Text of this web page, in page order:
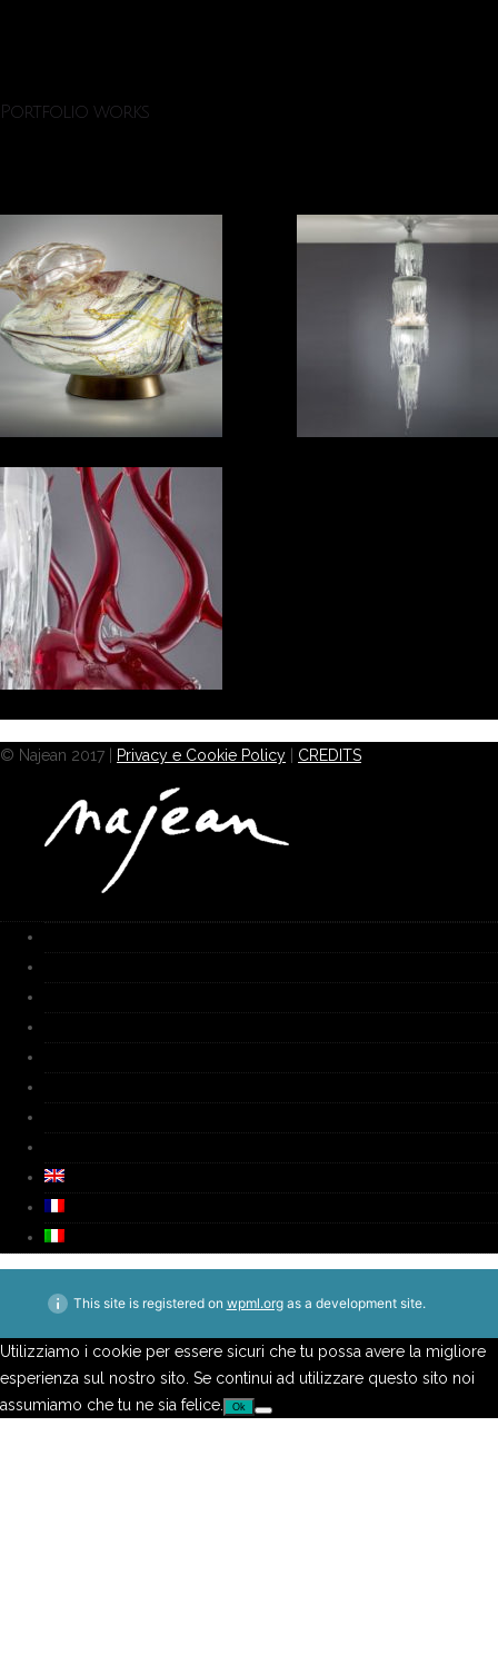
Portfolio works
© Najean 2017 | Privacy e Cookie Policy CREDITS
This site is registered on wpml.orgas a development site.
Utilizziamo i cookie per essere sicuri che tu possa avere la migliore
esperienza sul nostro sito. Se continui ad utilizzare questo sito noi
assumiamo che tu ne sia felice.
Ok